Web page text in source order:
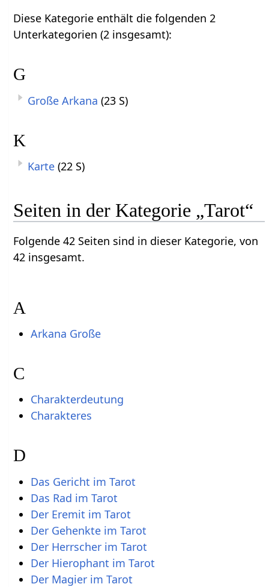
Diese Kategorie enthält die folgenden 2
Unterkategorien (2 insgesamt):
G
Große Arkana (23 S)
K
Karte (22 S)
Seiten in der Kategorie „Tarot“
Folgende 42 Seiten sind in dieser Kategorie, von
42 insgesamt.
A
Arkana Große
C
Charakterdeutung
Charakteres
D
Das Gericht im Tarot
Das Rad im Tarot
Der Eremit im Tarot
Der Gehenkte im Tarot
Der Herrscher im Tarot
Der Hierophant im Tarot
Der Magier im Tarot